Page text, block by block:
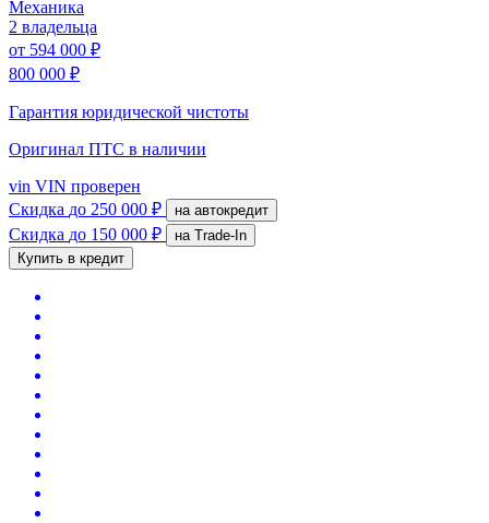
Механика
2 владельца
от 594 000 ₽
800 000 ₽
Гарантия юридической чистоты
Оригинал ПТС в наличии
vin VIN проверен
Скидка до 250 000 ₽ на автокредит
Скидка до 150 000 ₽
на Trade-In
Купить в кредит